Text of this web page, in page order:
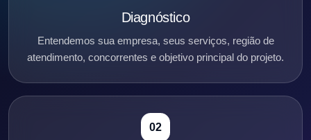
Diagnóstico
Entendemos sua empresa, seus serviços, região de
atendimento, concorrentes e objetivo principal do projeto.
02